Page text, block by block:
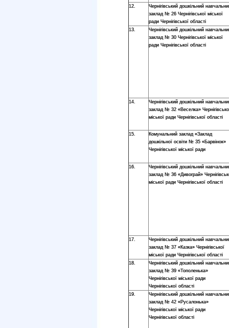
12.
Чернігівський дошкільний
заклад № 26 Чернігівської міської
ради Чернігівської області
13.
Чернігівський дошкільний
заклад № 30 Чернігівської міської
ради Чернігівської області
14.
Чернігівський дошкільний
заклад № 32 «Веселка»
міської ради Чернігівської області
15.
Комунальний заклад «Заклад
дошкільної освіти № 35 «Барвінок»
Чернігівської міської ради
16.
Чернігівський дошкільний
заклад № 36 «Дивограй»
міської ради Чернігівської області
17.
Чернігівський дошкільний
заклад № 37 «Казка» Чернігівської
міської ради Чернігівської області
18.
Чернігівський дошкільний
заклад № 39 «Тополенька»
Чернігівської міської ради
Чернігівської області
19.
Чернігівський дошкільний
заклад № 42 «Русалонька»
Чернігівської міської ради
Чернігівської області